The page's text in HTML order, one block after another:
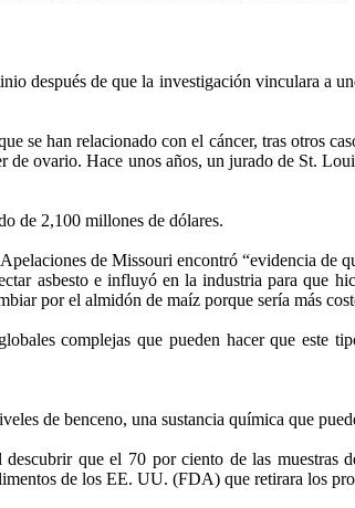
después de que la investigación vinculara a
se han relacionado con el cáncer, tras otros
de ovario. Hace unos años, un jurado de St.
de 2,100 millones de dólares.
de Missouri encontró “evidencia de
asbesto e influyó en la industria para que
por el almidón de maíz porque sería más
complejas que pueden hacer que este
de benceno, una sustancia química que
que el 70 por ciento de las muestras
de los EE. UU. (FDA) que retirara los